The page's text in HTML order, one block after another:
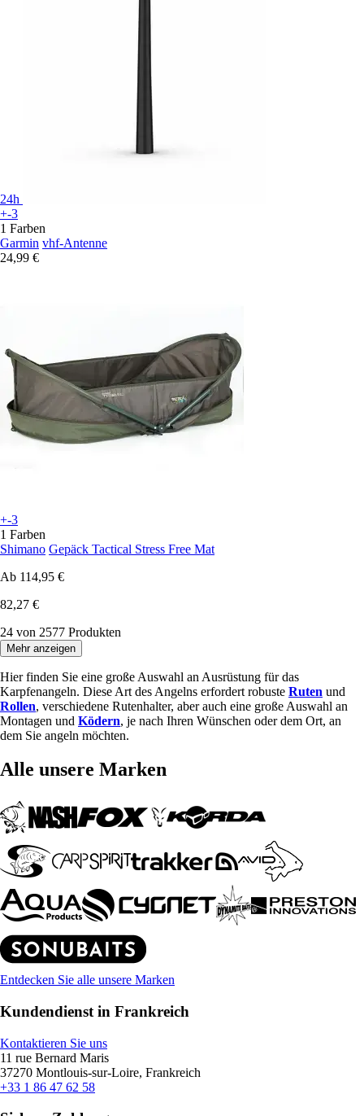
24h
+-3
1 Farben
Garmin vhf-Antenne
24,99 €
+-3
1 Farben
Shimano Gepäck Tactical Stress Free Mat
Ab 114,95 €
82,27 €
24 von 2577 Produkten
Mehr anzeigen
Hier finden Sie eine große Auswahl an Ausrüstung für das
Karpfenangeln. Diese Art des Angelns erfordert robuste Ruten und
Rollen, verschiedene Rutenhalter, aber auch eine große Auswahl an
Montagen und Ködern, je nach Ihren Wünschen oder dem Ort, an
dem Sie angeln möchten.
Alle unsere Marken
Entdecken Sie alle unsere Marken
Kundendienst in Frankreich
Kontaktieren Sie uns
11 rue Bernard Maris
37270 Montlouis-sur-Loire, Frankreich
+33 1 86 47 62 58